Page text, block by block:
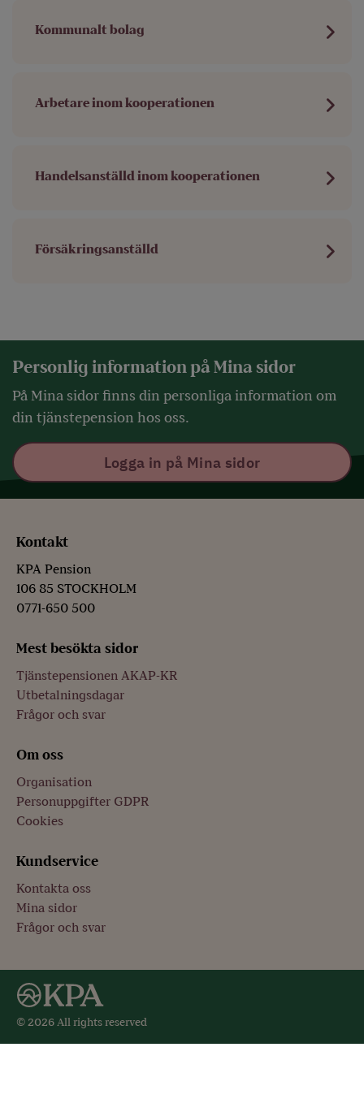
Kommunalt bolag
Arbetare inom kooperationen
Handelsanställd inom kooperationen
Försäkringsanställd
Personlig information på Mina sidor
På Mina sidor finns din personliga information om
din tjänstepension hos oss.
Logga in på Mina sidor
Kontakt
KPA Pension
106 85 STOCKHOLM
0771-650 500
Mest besökta sidor
Tjänstepensionen AKAP-KR
Utbetalningsdagar
Frågor och svar
Om oss
Organisation
Personuppgifter GDPR
Cookies
Kundservice
Kontakta oss
Mina sidor
Frågor och svar
© 2026 All rights reserved